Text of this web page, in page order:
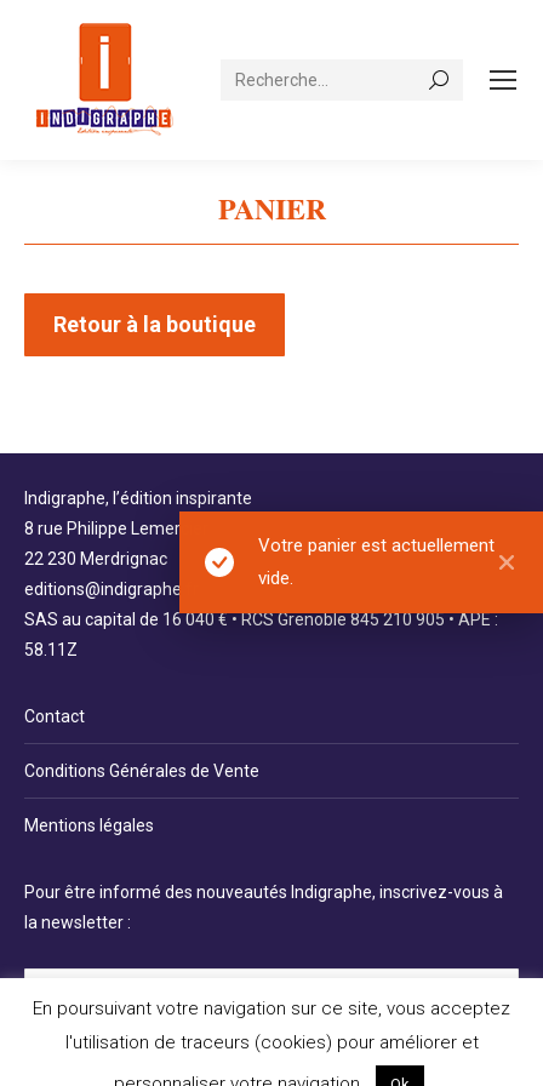
Recherche
PANIER
Vous êtes ici :
Votre panier est actuellement
vide.
Retour à la boutique
Indigraphe, l’édition inspirante
8 rue Philippe Lemercier
22 230 Merdrignac
editions@indigraphe.fr
SAS au capital de 16 040 € • RCS Grenoble 845 210 905 • APE :
58.11Z
Contact
Conditions Générales de Vente
Mentions légales
Pour être informé des nouveautés Indigraphe, inscrivez-vous à
la newsletter :
En poursuivant votre navigation sur ce site, vous acceptez
l'utilisation de traceurs (cookies) pour améliorer et